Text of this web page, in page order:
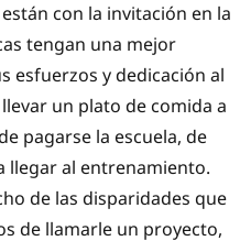
con la invitación en la
tengan una mejor
esfuerzos y dedicación al
un plato de comida a
pagarse la escuela, de
al entrenamiento.
de las disparidades que
de llamarle un proyecto,